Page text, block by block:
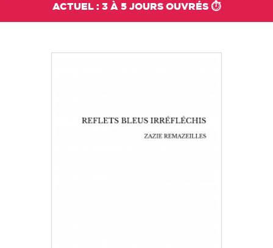
ACTUEL : 3 À 5 JOURS OUVRÉS ⏱️